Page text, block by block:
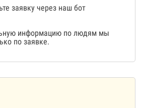
заявку через наш бот
информацию по людям мы
по заявке.